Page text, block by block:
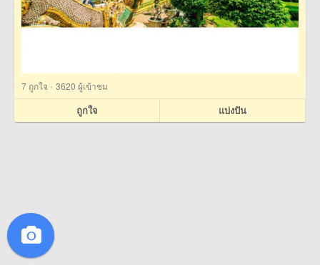
7 ถูกใจ · 3620 ผู้เข้าชม
ถูกใจ แบ่งปัน